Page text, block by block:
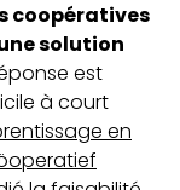
coopératives
solution
est
à court
en